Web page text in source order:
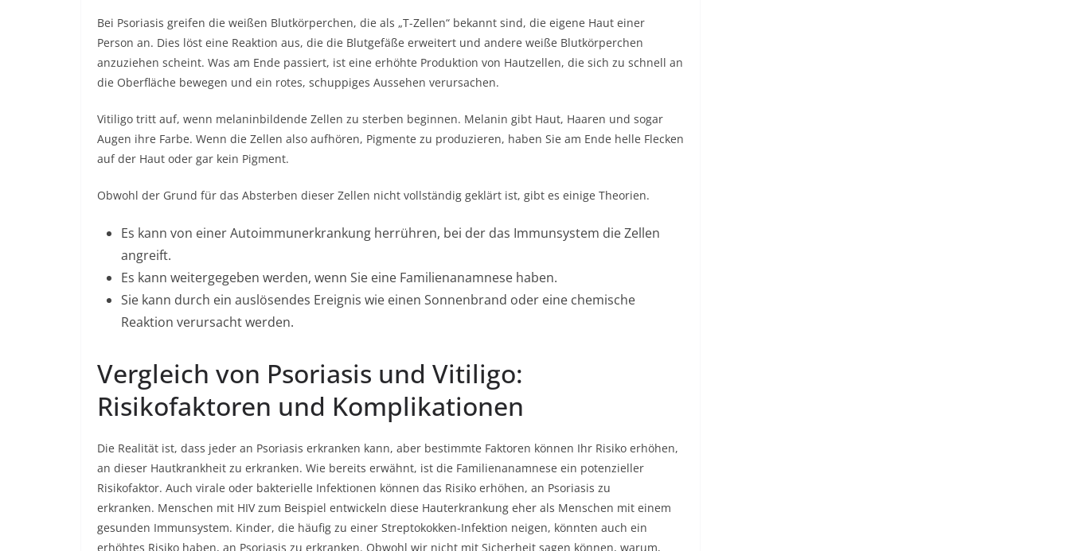
Bei Psoriasis greifen die weißen Blutkörperchen, die als „T-Zellen“ bekannt sind, die eigene Haut einer
Person an. Dies löst eine Reaktion aus, die die Blutgefäße erweitert und andere weiße Blutkörperchen
anzuziehen scheint. Was am Ende passiert, ist eine erhöhte Produktion von Hautzellen, die sich zu schnell an
die Oberfläche bewegen und ein rotes, schuppiges Aussehen verursachen.
Vitiligo tritt auf, wenn melaninbildende Zellen zu sterben beginnen. Melanin gibt Haut, Haaren und sogar
Augen ihre Farbe. Wenn die Zellen also aufhören, Pigmente zu produzieren, haben Sie am Ende helle Flecken
auf der Haut oder gar kein Pigment.
Obwohl der Grund für das Absterben dieser Zellen nicht vollständig geklärt ist, gibt es einige Theorien.
Es kann von einer Autoimmunerkrankung herrühren, bei der das Immunsystem die Zellen
angreift.
Es kann weitergegeben werden, wenn Sie eine Familienanamnese haben.
Sie kann durch ein auslösendes Ereignis wie einen Sonnenbrand oder eine chemische
Reaktion verursacht werden.
Vergleich von Psoriasis und Vitiligo:
Risikofaktoren und Komplikationen
Die Realität ist, dass jeder an Psoriasis erkranken kann, aber bestimmte Faktoren können Ihr Risiko erhöhen,
an dieser Hautkrankheit zu erkranken. Wie bereits erwähnt, ist die Familienanamnese ein potenzieller
Risikofaktor. Auch virale oder bakterielle Infektionen können das Risiko erhöhen, an Psoriasis zu
erkranken. Menschen mit HIV zum Beispiel entwickeln diese Hauterkrankung eher als Menschen mit einem
gesunden Immunsystem. Kinder, die häufig zu einer Streptokokken-Infektion neigen, könnten auch ein
erhöhtes Risiko haben, an Psoriasis zu erkranken. Obwohl wir nicht mit Sicherheit sagen können, warum,